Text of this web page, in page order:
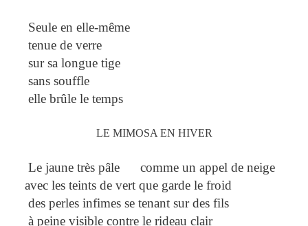
Seule en elle-même
tenue de verre
sur sa longue tige
sans souffle
elle brûle le temps
LE MIMOSA EN HIVER
Le jaune très pâle comme un appel de neige
avec les teints de vert que garde le froid
des perles infimes se tenant sur des fils
à peine visible contre le rideau clair